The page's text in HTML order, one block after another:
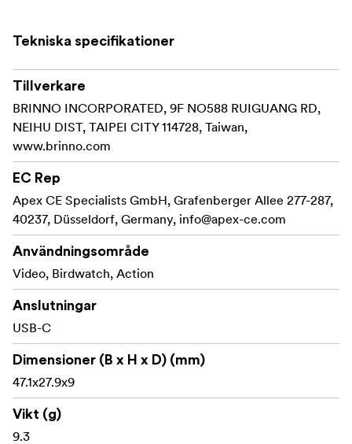
och styrning. Förhandsgranska kameravyn, ändra
kort från din bärbara dator.
Snabb dataöverföring
Samtidig inspelning och nedladdning
I lådan:
Kabel
Monteringsplatta
Flerfunktionsdongel
Kabelklämma
Tekniska specifikationer
Tillverkare
BRINNO INCORPORATED, 9F NO588 RUIGUANG RD,
NEIHU DIST, TAIPEI CITY 114728, Taiwan,
www.brinno.com
EC Rep
Apex CE Specialists GmbH, Grafenberger Allee 277-287,
40237, Düsseldorf, Germany, info@apex-ce.com
Användningsområde
Video, Birdwatch, Action
Anslutningar
USB-C
Dimensioner (B x H x D) (mm)
47.1x27.9x9
Vikt (g)
9.3